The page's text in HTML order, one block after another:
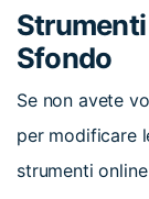
Sfondo
Se non avete
per modificare
strumenti